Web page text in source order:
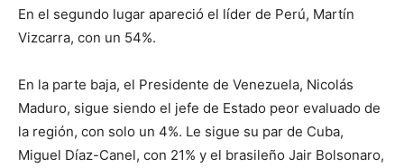
En el segundo lugar apareció el líder de Perú, Martín
Vizcarra, con un 54%.
En la parte baja, el Presidente de Venezuela, Nicolás
Maduro, sigue siendo el jefe de Estado peor evaluado de
la región, con solo un 4%. Le sigue su par de Cuba,
Miguel Díaz-Canel, con 21% y el brasileño Jair Bolsonaro,